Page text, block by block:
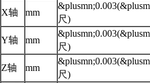
X轴 mm
尺)
Y轴 mm
尺)
Z轴 mm
尺)